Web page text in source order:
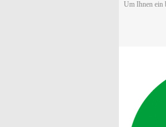
Um Ihnen ein